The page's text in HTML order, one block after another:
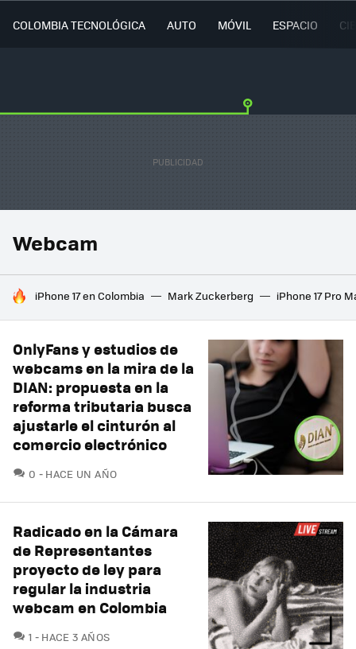
COLOMBIA TECNOLÓGICA AUTO MÓVIL ESPACIO
Webcam
HOY SE HABLA DE
iPhone 17 en Colombia Mark Zuckerberg iPhone 17 Pro
OnlyFans y estudios de
webcams en la mira de la
DIAN: propuesta en la
reforma tributaria busca
ajustarle el cinturón al
comercio electrónico
0 COMENTARIOS
HACE UN AÑO
Radicado en la Cámara
de Representantes
proyecto de ley para
regular la industria
webcam en Colombia
1 COMENTARIOS
HACE 3 AÑOS